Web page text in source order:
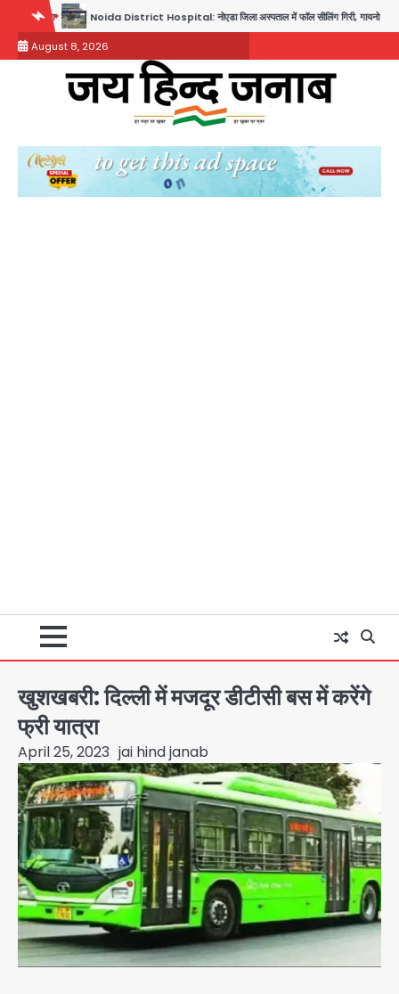
content
Hospital: नोएडा जिला अस्पताल में फॉल सीलिंग गिरी, गायनो OT गैलरी में बड़ा हादसा टला; मरीजों की
August 8, 2026
खुशखबरी: दिल्ली में मजदूर डीटीसी बस में करेंगे
फ्री यात्रा
April 25, 2023 jai hind janab